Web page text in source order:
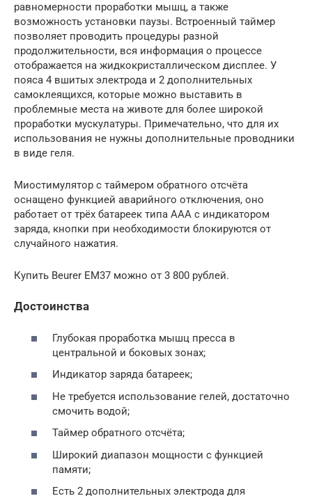
равномерности проработки мышц, а также
возможность установки паузы. Встроенный таймер
позволяет проводить процедуры разной
продолжительности, вся информация о процессе
отображается на жидкокристаллическом дисплее. У
пояса 4 вшитых электрода и 2 дополнительных
самоклеящихся, которые можно выставить в
проблемные места на животе для более широкой
проработки мускулатуры. Примечательно, что для их
использования не нужны дополнительные проводники
в виде геля.
Миостимулятор с таймером обратного отсчёта
оснащено функцией аварийного отключения, оно
работает от трёх батареек типа ААА с индикатором
заряда, кнопки при необходимости блокируются от
случайного нажатия.
Купить Beurer EM37 можно от 3 800 рублей.
Достоинства
Глубокая проработка мышц пресса в
центральной и боковых зонах;
Индикатор заряда батареек;
Не требуется использование гелей, достаточно
смочить водой;
Таймер обратного отсчёта;
Широкий диапазон мощности с функцией
памяти;
Есть 2 дополнительных электрода для